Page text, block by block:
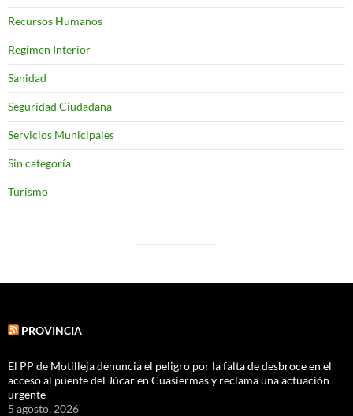
Recursos Humanos
Regimen Interior
Sanidad
Seguridad Ciudadana
Servicios Municipales
Sin categoría
Turismo
PROVINCIA
El PP de Motilleja denuncia el peligro por la falta de desbroce en el
acceso al puente del Júcar en Cuasiermas y reclama una actuación
urgente
5 agosto, 2026